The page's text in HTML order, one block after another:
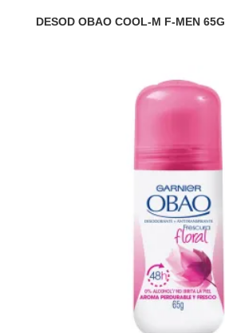
DESOD OBAO COOL-M F-MEN 65G